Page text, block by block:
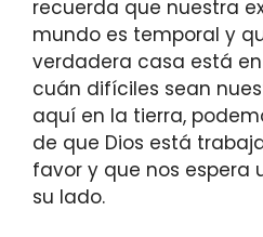
recuerda que nuestra
mundo es temporal y
verdadera casa está
cuán difíciles sean
aquí en la tierra,
de que Dios está
favor y que nos espera
su lado.